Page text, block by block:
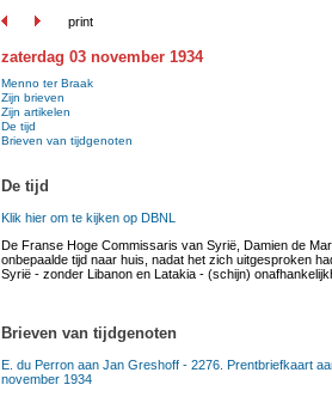
print
zaterdag 03 november 1934
Menno ter Braak
Zijn brieven
Zijn artikelen
De tijd
Brieven van tijdgenoten
De tijd
Klik hier om te kijken op DBNL
De Franse Hoge Commissaris van Syrië, Damien de
onbepaalde tijd naar huis, nadat het zich uitgesproken
Syrië - zonder Libanon en Latakia - (schijn)
Brieven van tijdgenoten
E. du Perron aan Jan Greshoff - 2276. Prentbriefkaart
november 1934